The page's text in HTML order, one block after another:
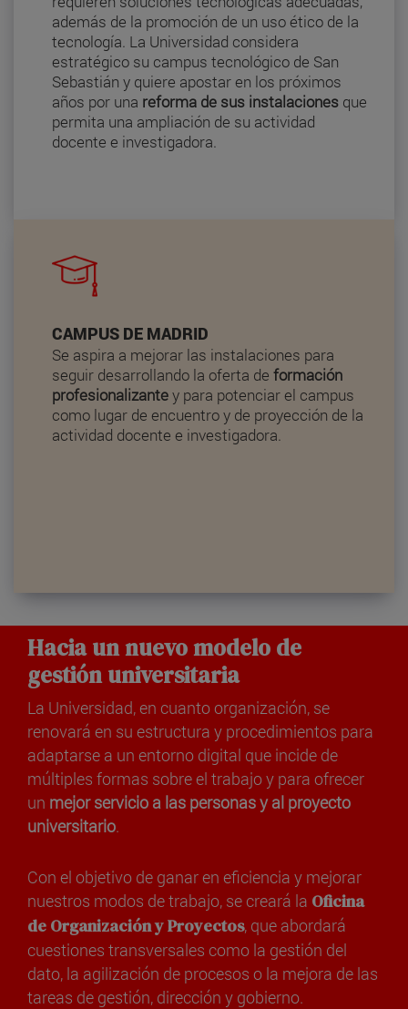
además de la promoción de un uso ético de la
tecnología. La Universidad considera
estratégico su campus tecnológico de San
Sebastián y quiere apostar en los próximos
años por una reforma de sus instalacionesque
permita una ampliación de su actividad
docente e investigadora.
CAMPUS DE MADRID
Se aspira a mejorar las instalaciones para
seguir desarrollando la oferta de formación
profesionalizantey para potenciar el campus
como lugar de encuentro y de proyección de la
actividad docente e investigadora.
Hacia un nuevo modelo de
gestión universitaria
La Universidad, en cuanto organización, se
renovará en su estructura y procedimientos para
adaptarse a un entorno digital que incide de
múltiples formas sobre el trabajo y para ofrecer
un mejor servicio a las personas y al proyecto
universitario.
Con el objetivo de ganar en eficiencia y mejorar
nuestros modos de trabajo, se creará la Oficina
de Organización y Proyectos, que abordará
cuestiones transversales como la gestión del
dato, la agilización de procesos o la mejora de las
tareas de gestión, dirección y gobierno.